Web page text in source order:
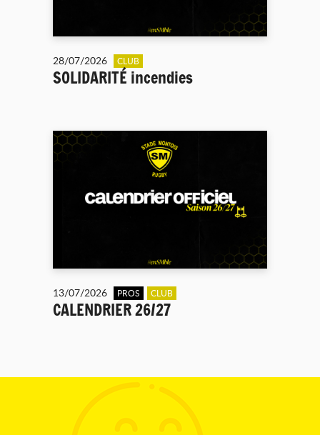
28/07/2026 CLUB
SOLIDARITÉ incendies
13/07/2026 PROS CLUB
CALENDRIER 26/27